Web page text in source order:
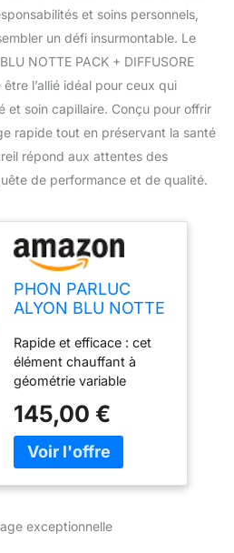
et soins personnels,
un défi insurmontable. Le
NOTTE PACK + DIFFUSORE
être l’allié idéal pour ceux qui
et soin capillaire. Conçu pour offrir
rapide tout en préservant la santé
répond aux attentes des
de performance et de qualité.
PHON PARLUC
ALYON BLU NOTTE
MAGIC SENSE
Rapide et efficace : cet
élément chauffant à
géométrie variable
puissance idéale de
2250 W, y compris le
chauffage optimal pour
Sèche les cheveux plus
145,00 €
exceptionnelle